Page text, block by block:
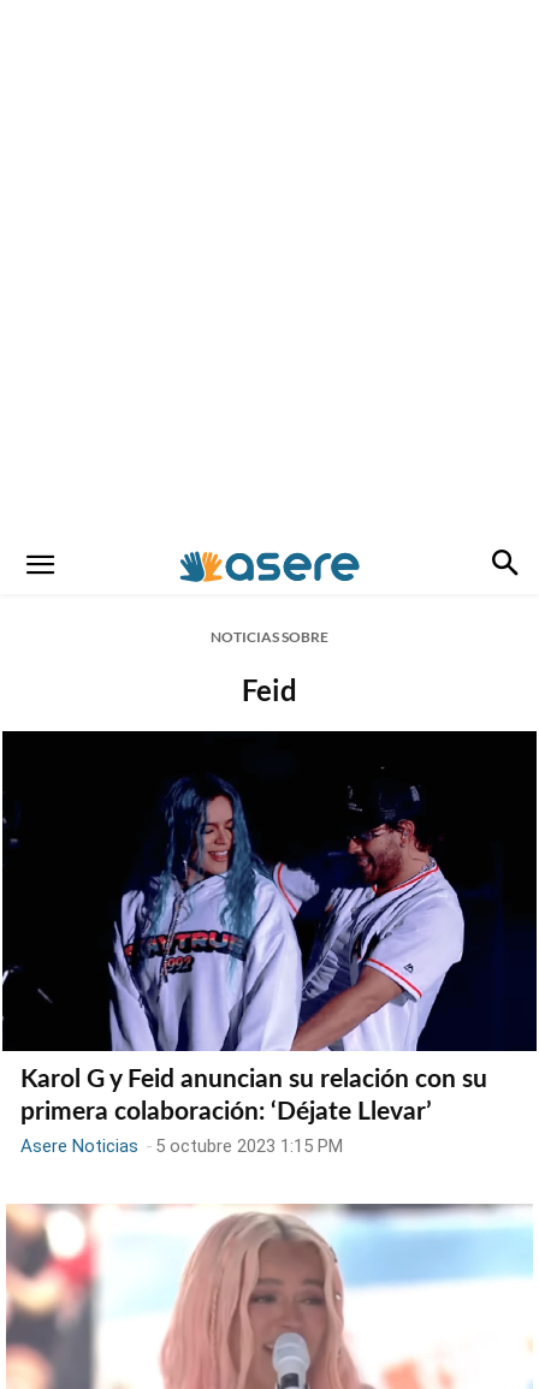
NOTICIAS SOBRE
Feid
Karol G y Feid anuncian su relación con su
primera colaboración: ‘Déjate Llevar’
Asere Noticias - 5 octubre 2023 1:15 PM